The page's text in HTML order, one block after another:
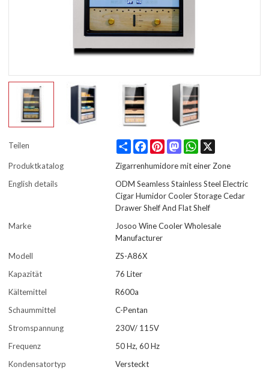
Teilen Share FacebookPinterestMastodonWhatsApp
Produktkatalog
Zigarrenhumidore mit einer Zone
English details
ODM Seamless Stainless Steel Electric
Cigar Humidor Cooler Storage Cedar
Drawer Shelf And Flat Shelf
Marke
Josoo Wine Cooler Wholesale
Manufacturer
Modell
ZS-A86X
Kapazität
76 Liter
Kältemittel
R600a
Schaummittel
C-Pentan
Stromspannung
230V/ 115V
Frequenz
50 Hz, 60 Hz
Kondensatortyp
Versteckt